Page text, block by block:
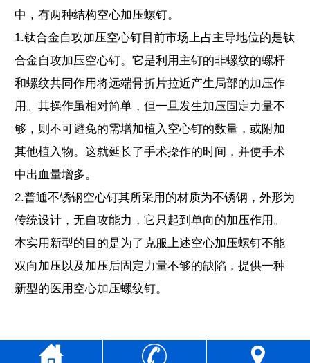
中，有两种结构空心加压螺钉。
1.钛合金自攻加压空心钉目前市场上占主导地位的是钛
合金自攻加压空心钉。它是利用主钉的非螺纹的螺杆
和螺纹共同作用将远端骨折片拉近产生局部的加压作
用。其操作虽相对简单，但一旦发生加压固定力量不
够，则不可避免的需增加植入空心钉的数量，或附加
其他植入物。这就延长了手术操作的时间，并使手术
中出血量增多。
2.普通不锈钢空心钉其所采用的材质为不锈钢，外形为
传统设计，无自攻能力，它只起到单向的加压作用。
本实用新型的目的是为了克服上述空心加压螺钉不能
双向加压以及加压后固定力量不够的缺陷，提供一种
新型的医用空心加压螺纹钉。